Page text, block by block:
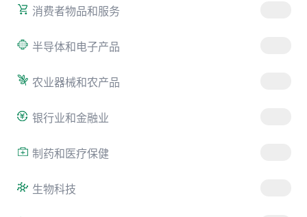
消费者物品和服务
半导体和电子产品
农业器械和农产品
银行业和金融业
制药和医疗保健
生物科技